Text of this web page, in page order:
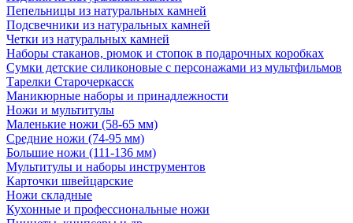
Пепельницы из натуральных камней
Подсвечники из натуральных камней
Четки из натуральных камней
Наборы стаканов, рюмок и стопок в подарочных коробках
Сумки детские силиконовые с персонажами из мультфильмов
Тарелки Старочеркасск
Маникюрные наборы и принадлежности
Ножи и мультитулы
Маленькие ножи (58-65 мм)
Средние ножи (74-95 мм)
Большие ножи (111-136 мм)
Мультитулы и наборы инструментов
Карточки швейцарские
Ножи складные
Кухонные и профессиональные ножи